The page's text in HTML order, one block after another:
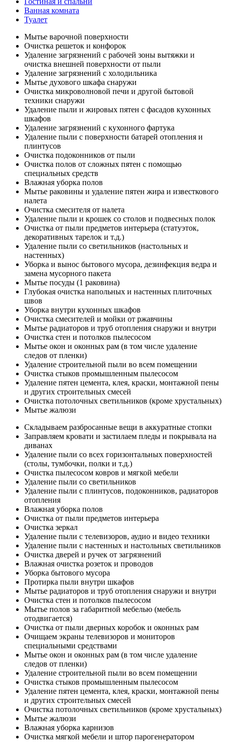
Ванная комната
Туалет
Мытье варочной поверхности
Очистка решеток и конфорок
Удаление загрязнений с рабочей зоны вытяжки и
очистка внешней поверхности от пыли
Удаление загрязнений с холодильника
Мытье духового шкафа снаружи
Очистка микроволновой печи и другой бытовой
техники снаружи
Удаление пыли и жировых пятен с фасадов кухонных
шкафов
Удаление загрязнений с кухонного фартука
Удаление пыли с поверхности батарей отопления и
плинтусов
Очистка подоконников от пыли
Очистка полов от сложных пятен с помощью
специальных средств
Влажная уборка полов
Мытье раковины и удаление пятен жира и известкового
налета
Очистка смесителя от налета
Удаление пыли и крошек со столов и подвесных полок
Очистка от пыли предметов интерьера (статуэток,
декоративных тарелок и т.д.)
Удаление пыли со светильников (настольных и
настенных)
Уборка и вынос бытового мусора, дезинфекция ведра и
замена мусорного пакета
Мытье посуды (1 раковина)
Глубокая очистка напольных и настенных плиточных
швов
Уборка внутри кухонных шкафов
Очистка смесителей и мойки от ржавчины
Мытье радиаторов и труб отопления снаружи и внутри
Очистка стен и потолков пылесосом
Мытье окон и оконных рам (в том числе удаление
следов от пленки)
Удаление строительной пыли во всем помещении
Очистка стыков промышленным пылесосом
Удаление пятен цемента, клея, краски, монтажной пены
и других строительных смесей
Очистка потолочных светильников (кроме хрустальных)
Мытье жалюзи
Складываем разбросанные вещи в аккуратные стопки
Заправляем кровати и застилаем пледы и покрывала на
диванах
Удаление пыли со всех горизонтальных поверхностей
(столы, тумбочки, полки и т.д.)
Очистка пылесосом ковров и мягкой мебели
Удаление пыли со светильников
Удаление пыли с плинтусов, подоконников, радиаторов
отопления
Влажная уборка полов
Очистка от пыли предметов интерьера
Очистка зеркал
Удаление пыли с телевизоров, аудио и видео техники
Удаление пыли с настенных и настольных светильников
Очистка дверей и ручек от загрязнений
Влажная очистка розеток и проводов
Уборка бытового мусора
Протирка пыли внутри шкафов
Мытье радиаторов и труб отопления снаружи и внутри
Очистка стен и потолков пылесосом
Мытье полов за габаритной мебелью (мебель
отодвигается)
Очистка от пыли дверных коробок и оконных рам
Очищаем экраны телевизоров и мониторов
специальными средствами
Мытье окон и оконных рам (в том числе удаление
следов от пленки)
Удаление строительной пыли во всем помещении
Очистка стыков промышленным пылесосом
Удаление пятен цемента, клея, краски, монтажной пены
и других строительных смесей
Очистка потолочных светильников (кроме хрустальных)
Мытье жалюзи
Влажная уборка карнизов
Очистка мягкой мебели и штор парогенератором